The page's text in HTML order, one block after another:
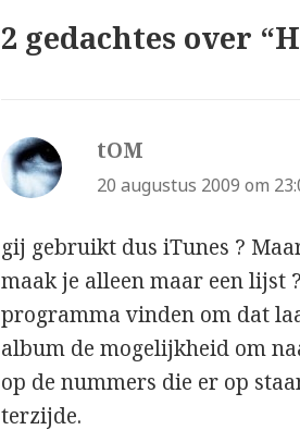
2 gedachtes over
tOM
20 augustus 2009 om
gij gebruikt dus iTunes ?
maak je alleen maar een lijst
programma vinden om dat
album de mogelijkheid om
op de nummers die er op
terzijde.